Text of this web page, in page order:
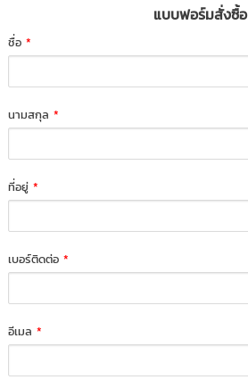
แบบฟอร์มสั่งซื้อ
ชื่อ*
นามสกุล*
ที่อยู่*
เบอร์ติดต่อ*
อีเมล*